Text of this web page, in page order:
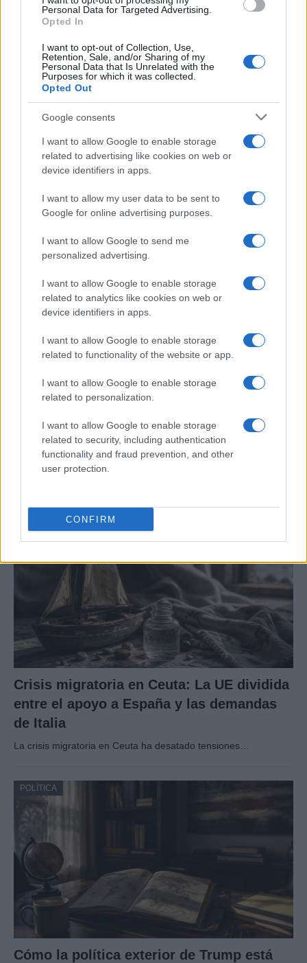
Personal Data for Targeted Advertising.
Opted In
I want to opt-out of Collection, Use,
Retention, Sale, and/or Sharing of my
Personal Data that Is Unrelated with the
Purposes for which it was collected.
Opted Out
Google consents
I want to allow Google to enable storage
related to advertising like cookies on web or
device identifiers in apps.
I want to allow my user data to be sent to
Google for online advertising purposes.
I want to allow Google to send me
personalized advertising.
I want to allow Google to enable storage
related to analytics like cookies on web or
device identifiers in apps.
I want to allow Google to enable storage
related to functionality of the website or app.
I want to allow Google to enable storage
related to personalization.
I want to allow Google to enable storage
related to security, including authentication
functionality and fraud prevention, and other
user protection.
CONFIRM
El impacto de la iniciativa de Gabriel
Gabriel Rufián ha logrado captar la atención mediática…
Análisis de la crisis migratoria en Ceuta y
las críticas internacionales a Pedro
Sánchez
La crisis migratoria en Ceuta ha generado fuertes…
Crisis migratoria en Ceuta: La UE dividida
entre el apoyo a España y las demandas
de Italia
La crisis migratoria en Ceuta ha desatado tensiones…
POLÍTICA
Cómo la política exterior de Trump está